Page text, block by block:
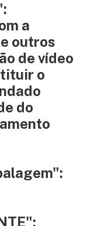
a
outros
de vídeo
o
do